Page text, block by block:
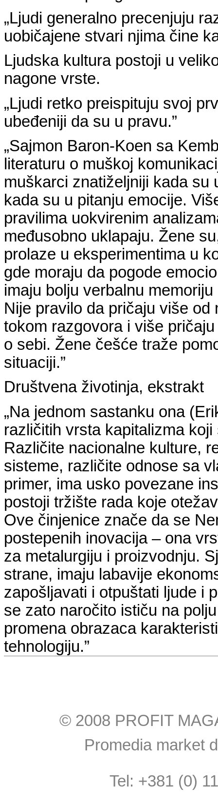
„Ljudi generalno precenjuju
uobičajene stvari njima čine
Ljudska kultura postoji u
nagone vrste.
„Ljudi retko preispituju svoj
ubeđeniji da su u pravu.”
„Sajmon Baron-Koen sa
literaturu o muškoj
muškarci znatiželjniji kada su
kada su u pitanju emocije.
pravilima uokvirenim
međusobno uklapaju. Žene
prolaze u eksperimentima u
gde moraju da pogode
imaju bolju verbalnu
Nije pravilo da pričaju više
tokom razgovora i više
o sebi. Žene češće traže
situaciji.”
Društvena životinja, ekstrakt
„Na jednom sastanku ona
različitih vrsta kapitalizma
Različite nacionalne kulture,
sisteme, različite odnose sa
primer, ima usko povezane
postoji tržište rada koje
Ove činjenice znače da se
postepenih inovacija – ona
za metalurgiju i proizvodnju.
strane, imaju labavije
zapošljavati i otpuštati ljude i
se zato naročito ističu na
promena obrazaca
tehnologiju.”
© 2008 PROFIT
Promedia market
Tel: +381 (0)